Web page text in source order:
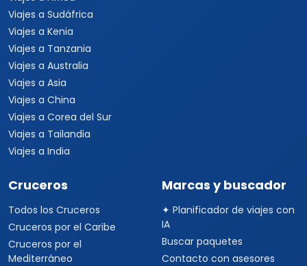
Viajes a Sudáfrica
Viajes a Kenia
Viajes a Tanzania
Viajes a Australia
Viajes a Asia
Viajes a China
Viajes a Corea del Sur
Viajes a Tailandia
Viajes a India
Cruceros
Todos los Cruceros
Cruceros por el Caribe
Cruceros por el
Mediterráneo
Marcas y buscador
✦ Planificador de viajes con
IA
Buscar paquetes
Contacto con asesores